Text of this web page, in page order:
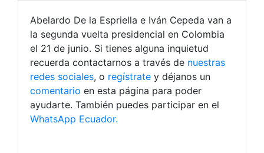
Abelardo De la Espriella e Iván Cepeda van a
la segunda vuelta presidencial en Colombia
el 21 de junio. Si tienes alguna inquietud
recuerda contactarnos a través de nuestras
redes sociales, o regístrate y déjanos un
comentario en esta página para poder
ayudarte. También puedes participar en el
WhatsApp Ecuador.